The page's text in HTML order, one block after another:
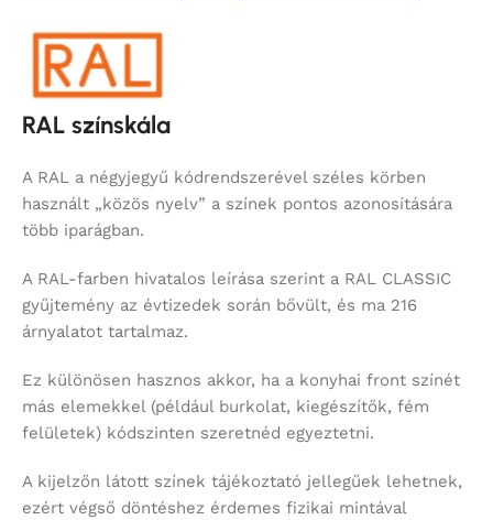
RAL színskála
A RAL a négyjegyű kódrendszerével széles körben
használt „közös nyelv” a színek pontos azonosítására
több iparágban.
A RAL-farben hivatalos leírása szerint a RAL CLASSIC
gyűjtemény az évtizedek során bővült, és ma 216
árnyalatot tartalmaz.
Ez különösen hasznos akkor, ha a konyhai front színét
más elemekkel (például burkolat, kiegészítők, fém
felületek) kódszinten szeretnéd egyeztetni.
A kijelzőn látott színek tájékoztató jellegűek lehetnek,
ezért végső döntéshez érdemes fizikai mintával